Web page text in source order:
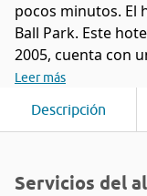
pocos minutos. El
Ball Park. Este
2005, cuenta con
Leer más
Descripción
Servicios del